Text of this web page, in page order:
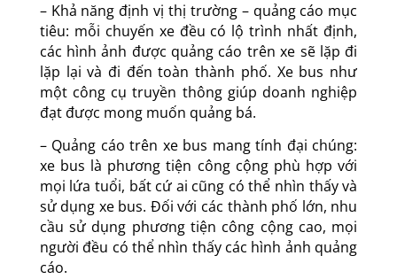
– Khả năng định vị thị trường – quảng cáo mục
tiêu: mỗi chuyến xe đều có lộ trình nhất định,
các hình ảnh được quảng cáo trên xe sẽ lặp đi
lặp lại và đi đến toàn thành phố. Xe bus như
một công cụ truyền thông giúp doanh nghiệp
đạt được mong muốn quảng bá.
– Quảng cáo trên xe bus mang tính đại chúng:
xe bus là phương tiện công cộng phù hợp với
mọi lứa tuổi, bất cứ ai cũng có thể nhìn thấy và
sử dụng xe bus. Đối với các thành phố lớn, nhu
cầu sử dụng phương tiện công cộng cao, mọi
người đều có thể nhìn thấy các hình ảnh quảng
cáo.